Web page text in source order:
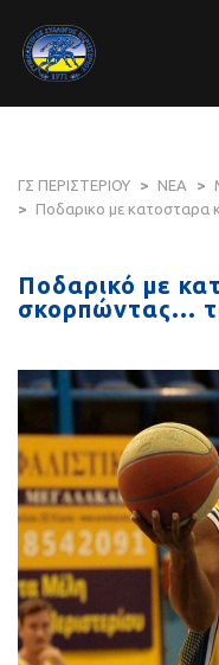
ΓΣ ΠΕΡΙΣΤΕΡΙΟΥ > ΝΕΑ >
>
Ποδαρικο με κατοσταρα
Ποδαρικό με
σκορπώντας…